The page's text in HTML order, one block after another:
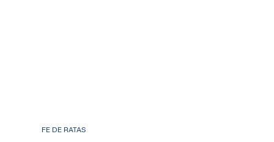
FE DE RATAS